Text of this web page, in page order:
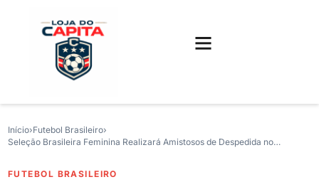
Início›Futebol Brasileiro›
Seleção Brasileira Feminina Realizará Amistosos de Despedida no…
FUTEBOL BRASILEIRO